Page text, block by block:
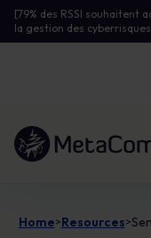
[79% des RSSI souhaitent
la gestion des
Lien vers la page d'accueil
Home>Resources>